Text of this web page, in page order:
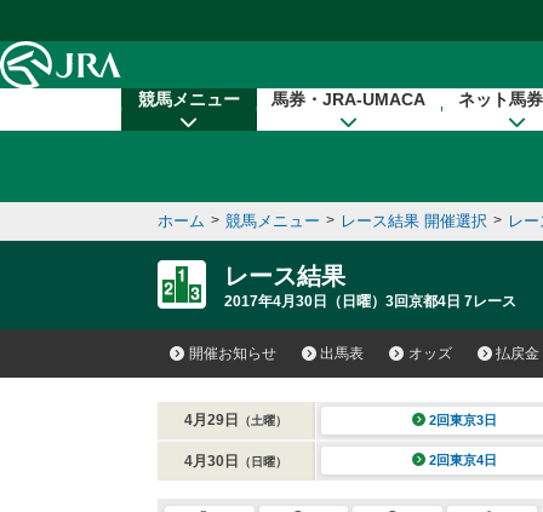
競馬メニュー 馬券・JRA-UMACA ネット馬
ホーム > 競馬メニュー > レース結果 開催選択 > レ
レース結果
2017年4月30日（日曜）3回京都4日 7レース
開催お知らせ 出馬表 オッズ 払戻金
4月29日 （土曜） 2回東京3日
4月30日 （日曜） 2回東京4日